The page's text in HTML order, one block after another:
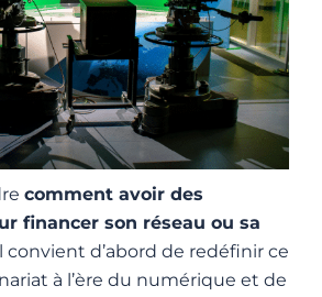
comment avoir des
financer son réseau ou sa
convient d’abord de redéfinir ce
à l’ère du numérique et de